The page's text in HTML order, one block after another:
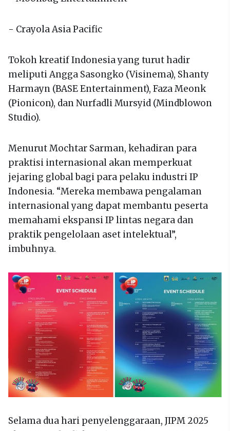
- Crayola Asia Pacific
Tokoh kreatif Indonesia yang turut hadir
meliputi Angga Sasongko (Visinema), Shanty
Harmayn (BASE Entertainment), Faza Meonk
(Pionicon), dan Nurfadli Mursyid (Mindblowon
Studio).
Menurut Mochtar Sarman, kehadiran para
praktisi internasional akan memperkuat
jejaring global bagi para pelaku industri IP
Indonesia. “Mereka membawa pengalaman
internasional yang dapat membantu peserta
memahami ekspansi IP lintas negara dan
praktik pengelolaan aset intelektual”,
imbuhnya.
Selama dua hari penyelenggaraan, JIPM 2025